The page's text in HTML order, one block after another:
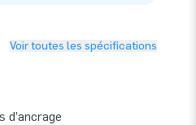
Voir toutes les spécifications